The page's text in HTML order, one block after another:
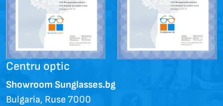
Centru optic
Showroom Sunglasses.bg
Bulgaria, Ruse 7000